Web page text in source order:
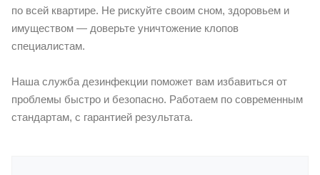
по всей квартире. Не рискуйте своим сном, здоровьем и
имуществом — доверьте уничтожение клопов
специалистам.
Наша служба дезинфекции поможет вам избавиться от
проблемы быстро и безопасно. Работаем по современным
стандартам, с гарантией результата.